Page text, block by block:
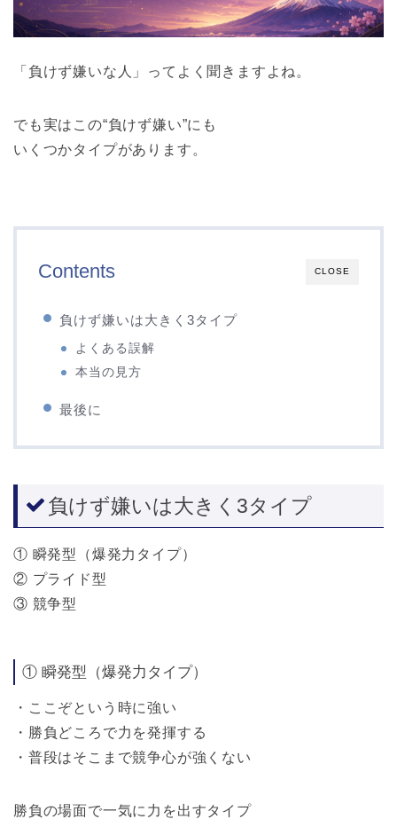
「負けず嫌いな人」ってよく聞きますよね。
でも実はこの“負けず嫌い”にも
いくつかタイプがあります。
CLOSE
Contents
負けず嫌いは大きく3タイプ
よくある誤解
本当の見方
最後に
負けず嫌いは大きく3タイプ
① 瞬発型（爆発力タイプ）
② プライド型
③ 競争型
① 瞬発型（爆発力タイプ）
・ここぞという時に強い
・勝負どころで力を発揮する
・普段はそこまで競争心が強くない
勝負の場面で一気に力を出すタイプ